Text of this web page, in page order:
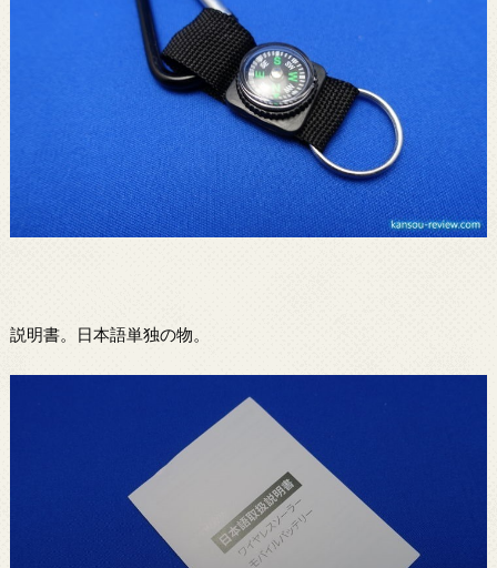
説明書。日本語単独の物。